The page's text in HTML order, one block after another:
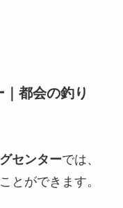
都会の釣り
センターでは、
とができます。